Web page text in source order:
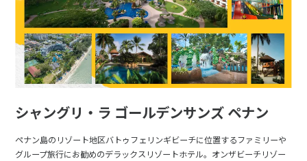
シャングリ・ラ ゴールデンサンズ ペナン
ペナン島のリゾート地区バトゥフェリンギビーチに位置するファミリーや
グループ旅行にお勧めのデラックスリゾートホテル。オンザビーチリゾー